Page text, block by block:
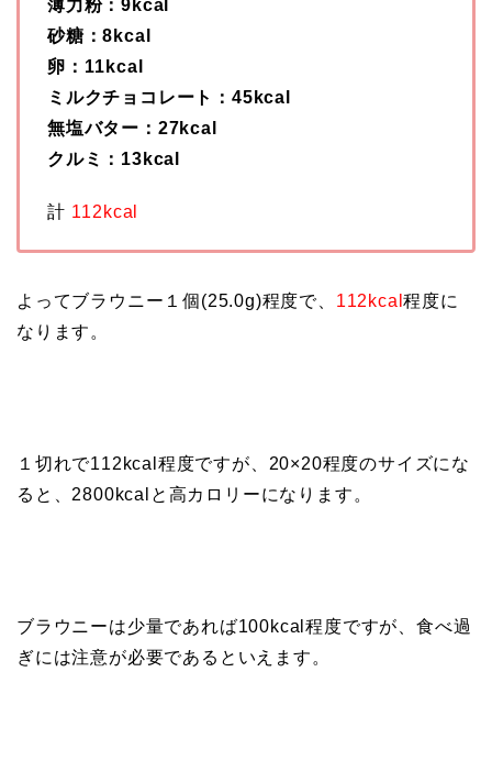
薄力粉：9kcal
砂糖：8kcal
卵：11kcal
ミルクチョコレート：45kcal
無塩バター：27kcal
クルミ：13kcal
計 112kcal
よってブラウニー１個(25.0g)程度で、 112kcal程度に
なります。
１切れで112kcal程度ですが、20×20程度のサイズにな
ると、2800kcalと高カロリーになります。
ブラウニーは少量であれば100kcal程度ですが、食べ過
ぎには注意が必要であるといえます。